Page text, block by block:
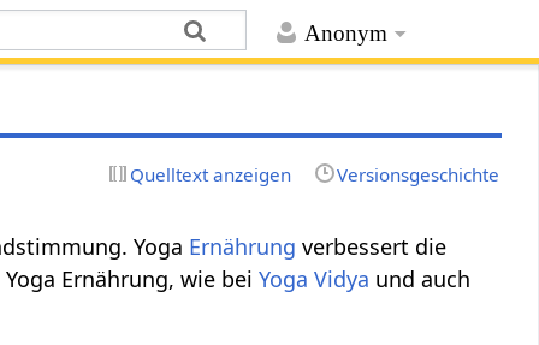
Anonym
Quelltext anzeigen Versionsgeschichte
Yoga Ernährung verbessert die
Ernährung, wie beiYoga Vidya und auch